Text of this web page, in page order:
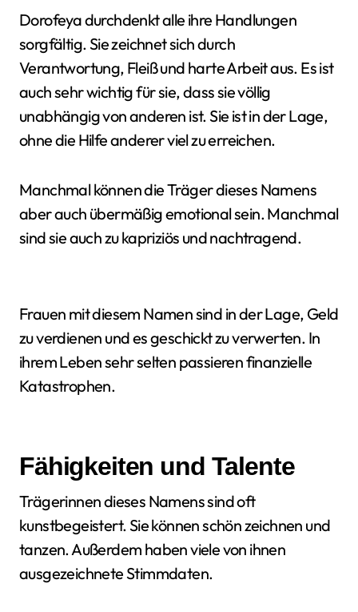
Dorofeya durchdenkt alle ihre Handlungen
sorgfältig. Sie zeichnet sich durch
Verantwortung, Fleiß und harte Arbeit aus. Es ist
auch sehr wichtig für sie, dass sie völlig
unabhängig von anderen ist. Sie ist in der Lage,
ohne die Hilfe anderer viel zu erreichen.
Manchmal können die Träger dieses Namens
aber auch übermäßig emotional sein. Manchmal
sind sie auch zu kapriziös und nachtragend.
Frauen mit diesem Namen sind in der Lage, Geld
zu verdienen und es geschickt zu verwerten. In
ihrem Leben sehr selten passieren finanzielle
Katastrophen.
Fähigkeiten und Talente
Trägerinnen dieses Namens sind oft
kunstbegeistert. Sie können schön zeichnen und
tanzen. Außerdem haben viele von ihnen
ausgezeichnete Stimmdaten.